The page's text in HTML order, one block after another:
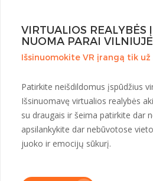
VIRTUALIOS REALYBĖS
NUOMA PARAI VILNIUJE
Išsinuomokite VR įrangą tik už
Patirkite neišdildomus įspūdžius
Išsinuomavę virtualios realybės
su draugais ir šeima patirkite dar
apsilankykite dar nebūvotose
juoko ir emocijų sūkurį.